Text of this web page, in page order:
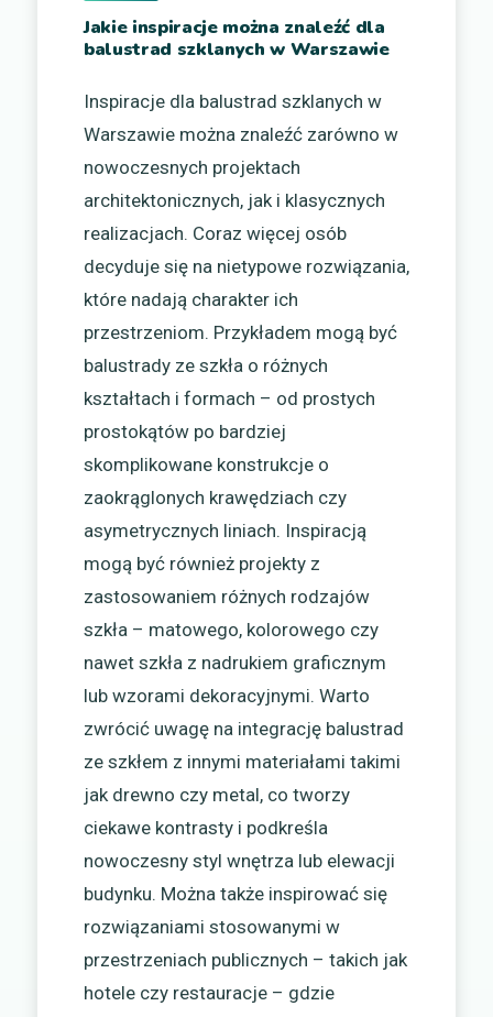
Jakie inspiracje można znaleźć dla
balustrad szklanych w Warszawie
Inspiracje dla balustrad szklanych w
Warszawie można znaleźć zarówno w
nowoczesnych projektach
architektonicznych, jak i klasycznych
realizacjach. Coraz więcej osób
decyduje się na nietypowe rozwiązania,
które nadają charakter ich
przestrzeniom. Przykładem mogą być
balustrady ze szkła o różnych
kształtach i formach – od prostych
prostokątów po bardziej
skomplikowane konstrukcje o
zaokrąglonych krawędziach czy
asymetrycznych liniach. Inspiracją
mogą być również projekty z
zastosowaniem różnych rodzajów
szkła – matowego, kolorowego czy
nawet szkła z nadrukiem graficznym
lub wzorami dekoracyjnymi. Warto
zwrócić uwagę na integrację balustrad
ze szkłem z innymi materiałami takimi
jak drewno czy metal, co tworzy
ciekawe kontrasty i podkreśla
nowoczesny styl wnętrza lub elewacji
budynku. Można także inspirować się
rozwiązaniami stosowanymi w
przestrzeniach publicznych – takich jak
hotele czy restauracje – gdzie